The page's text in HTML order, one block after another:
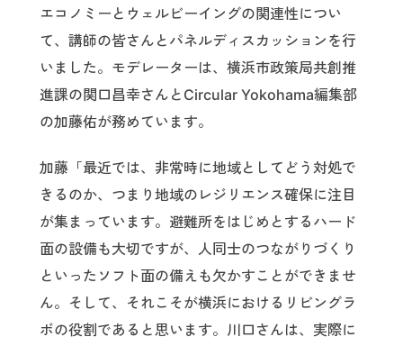
エコノミーとウェルビーイングの関連性につい
て、講師の皆さんとパネルディスカッションを行
いました。モデレーターは、横浜市政策局共創推
進課の関口昌幸さんとCircular Yokohama編集部
の加藤佑が務めています。
加藤「最近では、非常時に地域としてどう対処で
きるのか、つまり地域のレジリエンス確保に注目
が集まっています。避難所をはじめとするハード
面の設備も大切ですが、人同士のつながりづくり
といったソフト面の備えも欠かすことができませ
ん。そして、それこそが横浜におけるリビングラ
ボの役割であると思います。川口さんは、実際に